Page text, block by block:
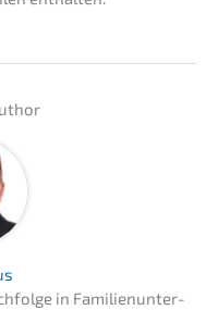
in Famili­en­un­ter­